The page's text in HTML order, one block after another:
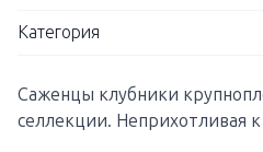
Категория
Саженцы клубники
селлекции. Неприхотливая